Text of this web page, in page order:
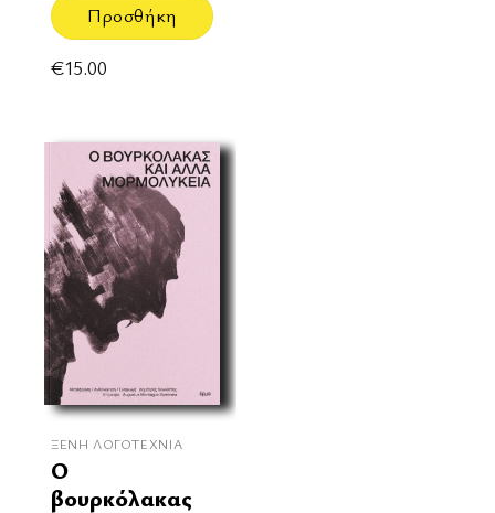
Προσθήκη
€15.00
ΞΈΝΗ ΛΟΓΟΤΕΧΝΊΑ
Ο
βουρκόλακας